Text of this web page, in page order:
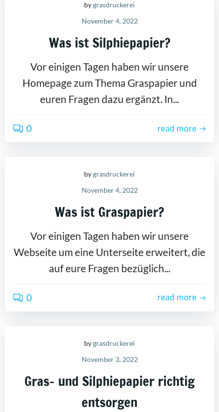
bygrasdruckerei
November 4, 2022
Was ist Silphiepapier?
Vor einigen Tagen haben wir unsere
Homepage zum Thema Graspapier und
euren Fragen dazu ergänzt. In...
0 read more
bygrasdruckerei
November 4, 2022
Was ist Graspapier?
Vor einigen Tagen haben wir unsere
Webseite um eine Unterseite erweitert, die
auf eure Fragen bezüglich...
0 read more
bygrasdruckerei
November 3, 2022
Gras- und Silphiepapier richtig
entsorgen